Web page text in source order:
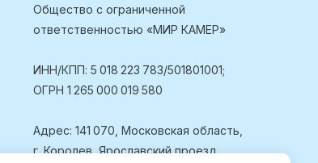
Общество с ограниченной
ответственностью «МИР КАМЕР»
ИНН/КПП: 5 018 223 783/501801001;
ОГРН 1 265 000 019 580
Адрес: 141 070, Московская область,
г. Королев, Ярославский проезд,